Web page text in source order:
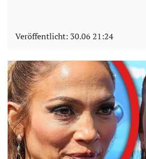
Veröffentlicht: 30.06 21:24